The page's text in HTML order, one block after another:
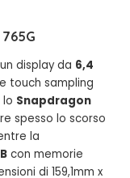
display da 6,4
e touch sampling
lo Snapdragon
spesso lo scorso
la
con memorie
di 159,1mm x